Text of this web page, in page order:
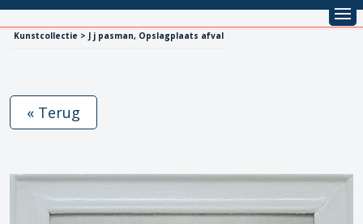
Kunstcollectie > J j pasman, Opslagplaats afval
« Terug